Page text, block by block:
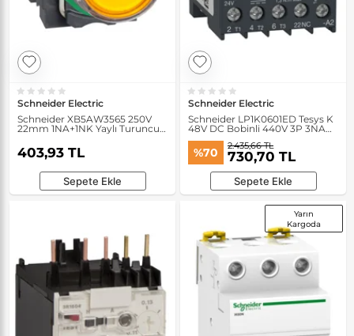
Schneider Electric
Schneider XB5AW3565 250V
22mm 1NA+1NK Yaylı Turuncu
403,93 TL
Sepete Ekle
Schneider Electric
Schneider LP1K0601ED Tesys K
48V DC Bobinli 440V 3P 3NA
%70 2.435,66 TL
730,70 TL
Sepete Ekle
Yarın
Kargoda